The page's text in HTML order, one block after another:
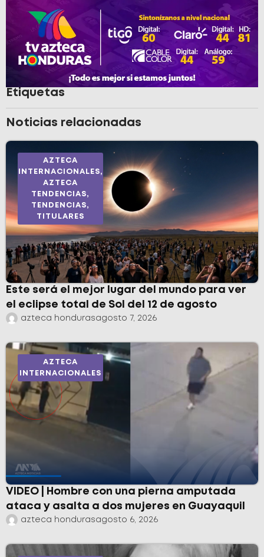
Etiquetas
Noticias relacionadas
AZTECA
INTERNACIONALES,
AZTECA
TENDENCIAS,
TENDENCIAS,
TITULARES
Este será el mejor lugar del mundo para ver
el eclipse total de Sol del 12 de agosto
azteca hondurasagosto 7, 2026
AZTECA
INTERNACIONALES
VIDEO | Hombre con una pierna amputada
ataca y asalta a dos mujeres en Guayaquil
azteca hondurasagosto 6, 2026